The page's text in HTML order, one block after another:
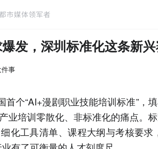
发，深圳标准化这条新
件事
个“AI+漫剧职业技能培训标准”，
业培训零散化、非标准化的痛点。
化工具清单、课程大纲与考核要求